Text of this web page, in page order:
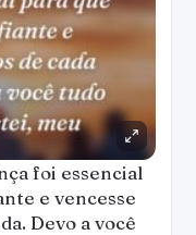
foi essencial
e vencesse
Devo a você